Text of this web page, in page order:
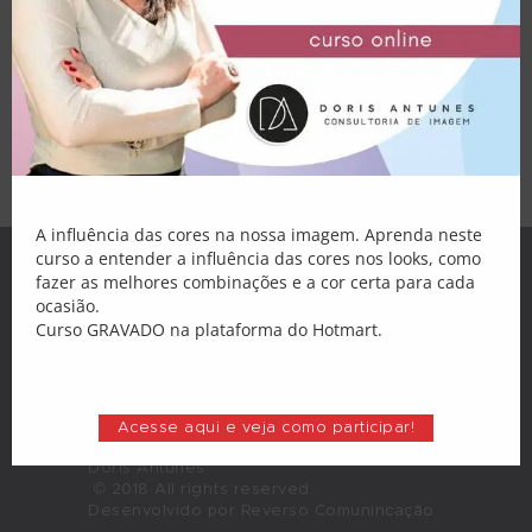
Palestras
Atendimento
Blog
Loja
Minha Conta
arrumados e seguros de si mesmos? Mas
sei que essa não é uma tarefa fácil, até
porque são pessoas diferentes de você,
com estilos e personalidades próprios. É
uma missão que demanda muita
observação e respeito, coisas…
Doris Antunes
© 2018 All rights reserved.
Desenvolvido por Reverso Comunincação
A influência das cores na nossa imagem. Aprenda neste
curso a entender a influência das cores nos looks, como
fazer as melhores combinações e a cor certa para cada
ocasião.
Curso GRAVADO na plataforma do Hotmart.
Acesse aqui e veja como participar!